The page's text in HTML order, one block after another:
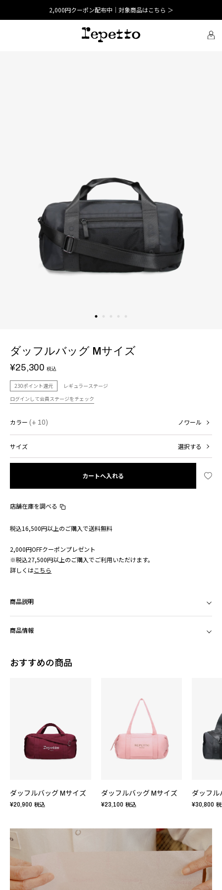
2,000円クーポン配布中｜対象商品はこちら ＞
ダッフルバッグ Mサイズ
¥25,300 税込
230ポイント還元
レギュラーステージ
ログインして会員ステージをチェック
カラー (+ 10) ノワール
サイズ 選択する
カートへ入れる
店舗在庫を調べる
税込16,500円以上のご購入で送料無料
2,000円OFFクーポンプレゼント
※税込27,500円以上のご購入でご利用いただけます。
詳しくはこちら
商品説明
商品情報
おすすめの商品
ダッフルバッグ Mサイズ
¥20,900 税込
ダッフルバッグ Mサイズ
¥23,100 税込
ダッフル
¥30,800